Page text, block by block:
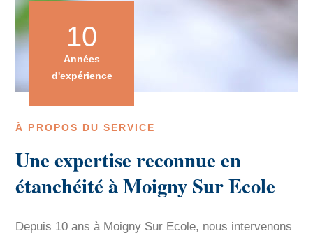
À PROPOS DU SERVICE
Une expertise reconnue en
étanchéité à Moigny Sur Ecole
Depuis 10 ans à Moigny Sur Ecole, nous intervenons
10
Années
d'expérience